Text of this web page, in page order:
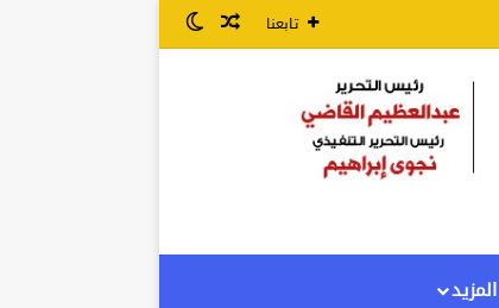
تابعنا مقال عشوائي
الوضع المظلم
المزيد